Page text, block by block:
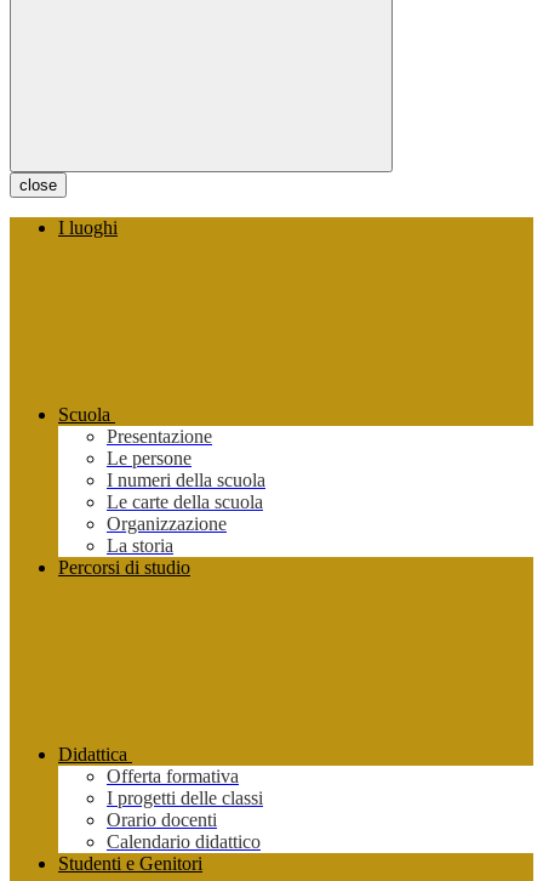
close
I luoghi
Scuola
Presentazione
Le persone
I numeri della scuola
Le carte della scuola
Organizzazione
La storia
Percorsi di studio
Didattica
Offerta formativa
I progetti delle classi
Orario docenti
Calendario didattico
Studenti e Genitori